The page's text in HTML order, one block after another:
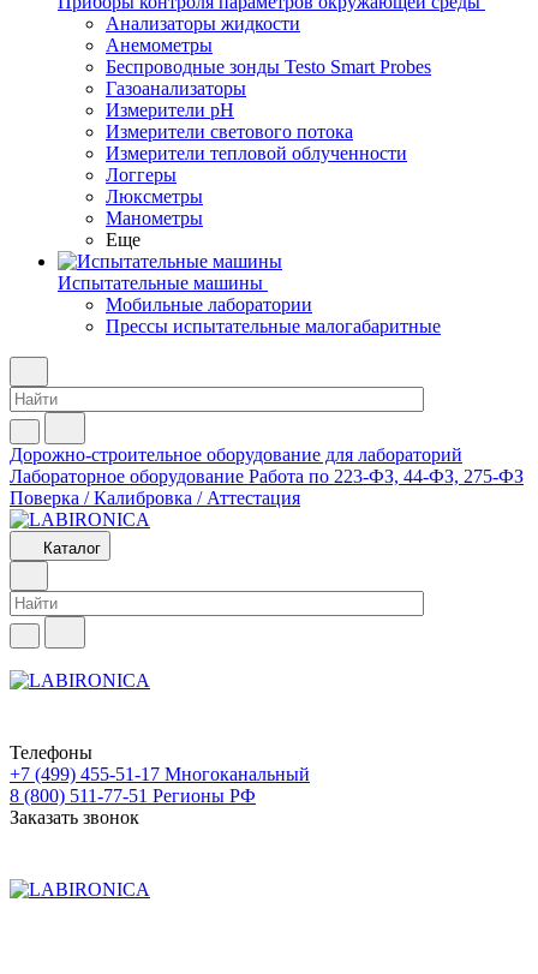
Анализаторы жидкости
Анемометры
Беспроводные зонды Testo Smart Probes
Газоанализаторы
Измерители pH
Измерители светового потока
Измерители тепловой облученности
Логгеры
Люксметры
Манометры
Еще
Испытательные машины
Мобильные лаборатории
Прессы испытательные малогабаритные
Дорожно-строительное оборудование для лабораторий
Лабораторное оборудование Работа по 223-ФЗ, 44-ФЗ, 275-ФЗ
Поверка / Калибровка / Аттестация
Каталог
Телефоны
+7 (499) 455-51-17 Многоканальный
8 (800) 511-77-51 Регионы РФ
Заказать звонок